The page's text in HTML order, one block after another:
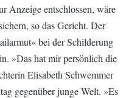
Anzeige entschlossen, wäre
so das Gericht. Der
bei der Schilderung
»Das hat mir persönlich die
Elisabeth Schwemmer
gegenüber junge Welt. »Es